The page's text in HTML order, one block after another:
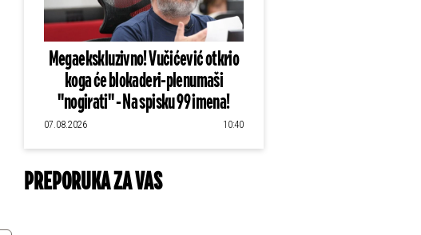
Megaekskluzivno! Vučićević otkrio
koga će blokaderi-plenumaši
"nogirati" - Na spisku 99 imena!
07.08.2026 10:40
PREPORUKA ZA VAS